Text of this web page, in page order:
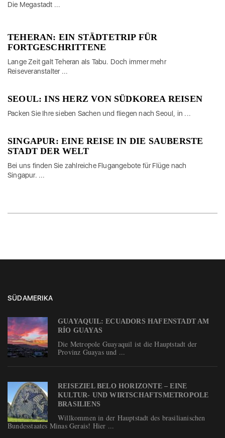
Die Megastadt ...
TEHERAN: EIN STÄDTETRIP FÜR
FORTGESCHRITTENE
Lange Zeit galt Teheran als Tabu. Doch immer mehr
Reiseveranstalter ...
SEOUL: INS HERZ VON SÜDKOREA REISEN
Packen Sie Ihre sieben Sachen und fliegen nach Seoul, in ...
SINGAPUR: EINE REISE IN DIE SAUBERSTE
STADT DER WELT
Bei uns finden Sie zahlreiche Flugangebote für Flüge nach
Singapur. ...
SÜDAMERIKA
GUAYAQUIL: ECUADORS HAFENSTADT AM
RÍO GUAYAS
Die Metropole Guayaquil ist die Hauptstadt der
Provinz Guayas und ...
REISEZIEL BELO HORIZONTE – EINE
KULTUR- UND WIRTSCHAFTSMETROPOLE
BRASILIENS
Willkommen in der Hauptstadt des brasilianischen
Bundesstaates Minas Gerais! Hier ...